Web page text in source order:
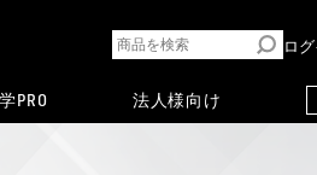
ロ
PRO 法人様向け